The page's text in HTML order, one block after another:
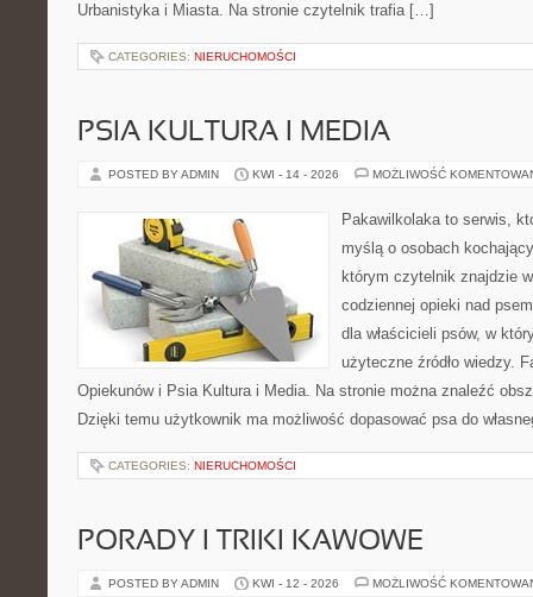
Urbanistyka i Miasta. Na stronie czytelnik trafia […]
CATEGORIES: NIERUCHOMOŚCI
PSIA KULTURA I MEDIA
POSTED BY ADMIN KWI - 14 - 2026 MOŻLIWOŚĆ
Pakawilkolaka to serwis,
myślą o osobach
którym czytelnik znajdzie
codziennej opieki nad
dla właścicieli psów, w
użyteczne źródło wiedzy.
Opiekunów i Psia Kultura i Media. Na stronie można znaleźć
Dzięki temu użytkownik ma możliwość dopasować psa do
CATEGORIES: NIERUCHOMOŚCI
PORADY I TRIKI KAWOWE
POSTED BY ADMIN KWI - 12 - 2026 MOŻLIWOŚĆ